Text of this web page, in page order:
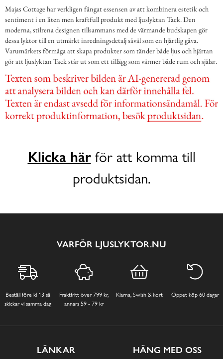
Majas Cottage har verkligen fångat essensen av att kombinera estetik och
sentiment i en liten men kraftfull produkt med ljuslyktan Tack. Den
moderna, stilrena designen tillsammans med de värmande budskapen gör
dessa lyktor till en utmärkt inredningsdetalj såväl som en hjärtlig gåva.
Varumärkets förmåga att skapa produkter som tänder både ljus och hjärtan
gör att ljuslyktan Tack står ut som ett tillägg som värmer både rum och själar.
Klicka härför att komma till
produktsidan.
VARFÖR LJUSLYKTOR.NU
Beställ före kl 13 så
skickar vi samma dag
Fraktfritt över 799 kr,
annars 59 - 79 kr
Klarna, Swish & kort Öppet köp 60 dagar
LÄNKAR HÄNG MED OSS